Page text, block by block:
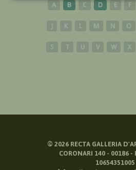
A B C D E F
J K L M N O
S T U V W X
© 2026RECTA GALLERIA
CORONARI 140 - 00186 -
10654351005